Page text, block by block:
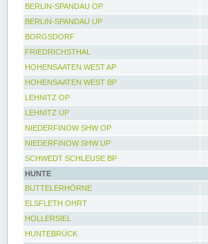
BERLIN-SPANDAU OP
BERLIN-SPANDAU UP
BORGSDORF
FRIEDRICHSTHAL
HOHENSAATEN WEST AP
HOHENSAATEN WEST BP
LEHNITZ OP
LEHNITZ UP
NIEDERFINOW SHW OP
NIEDERFINOW SHW UP
SCHWEDT SCHLEUSE BP
HUNTE
BUTTELERHÖRNE
ELSFLETH OHRT
HOLLERSIEL
HUNTEBRÜCK